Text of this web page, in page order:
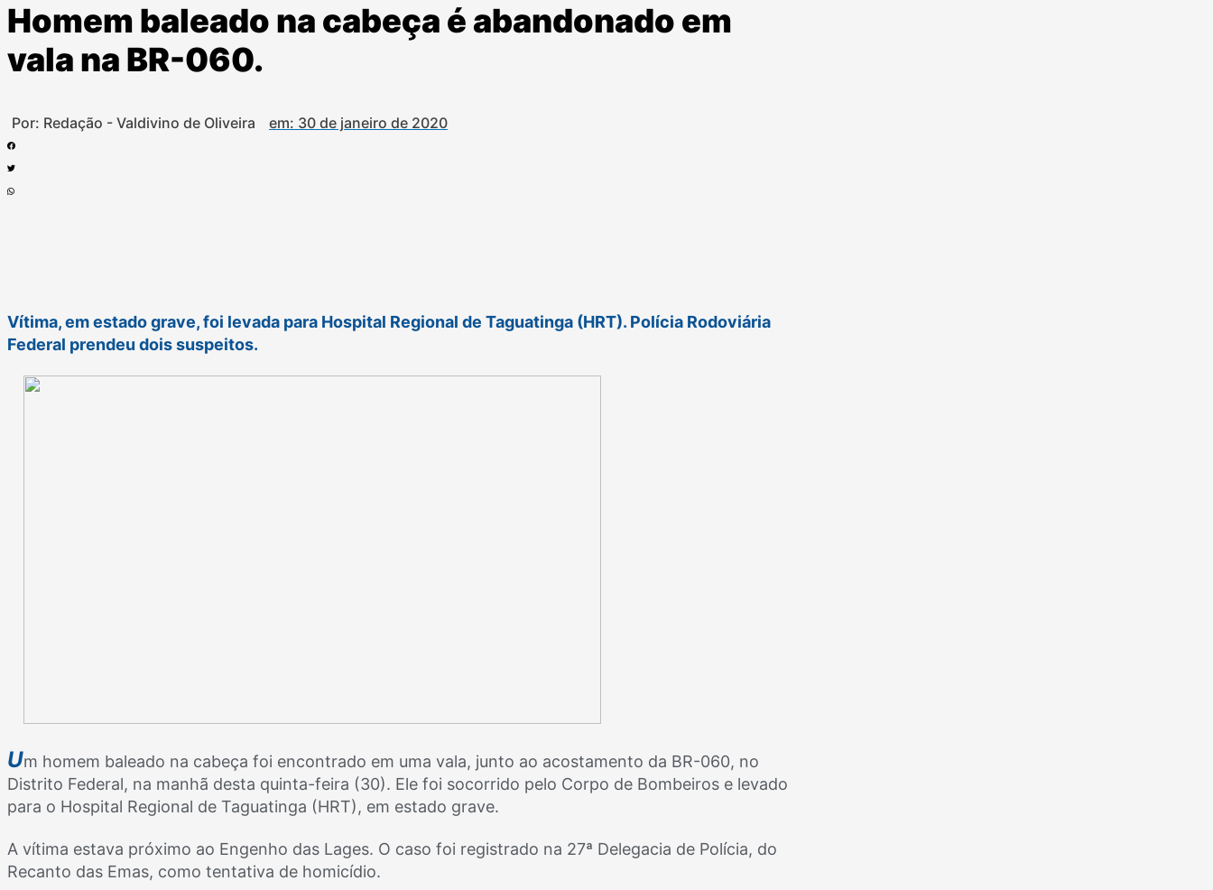
Homem baleado na cabeça é abandonado em
vala na BR-060.
Por: Redação - Valdivino de Oliveira em: 30 de janeiro de 2020
Vítima, em estado grave, foi levada para Hospital Regional de Taguatinga (HRT). Polícia Rodoviária
Federal prendeu dois suspeitos.
Um homem baleado na cabeça foi encontrado em uma vala, junto ao acostamento da BR-060, no
Distrito Federal, na manhã desta quinta-feira (30). Ele foi socorrido pelo Corpo de Bombeiros e levado
para o Hospital Regional de Taguatinga (HRT), em estado grave.
A vítima estava próximo ao Engenho das Lages. O caso foi registrado na 27ª Delegacia de Polícia, do
Recanto das Emas, como tentativa de homicídio.